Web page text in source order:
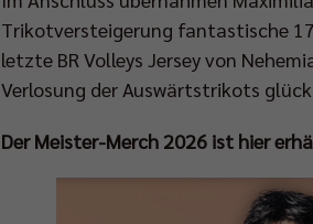
Trikotversteigerung fantastische
letzte BR Volleys Jersey von
Verlosung der Auswärtstrikots
Der Meister-Merch 2026 ist hier